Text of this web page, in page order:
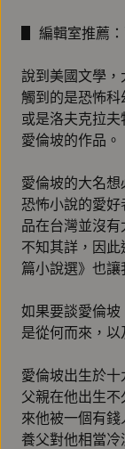
▋ 編輯室推薦
說到美國文學
觸到的是恐怖科
或是洛夫克拉夫
愛倫坡的作品。
愛倫坡的大名
恐怖小說的愛
品在台灣並沒有
不知其詳，因
篇小說選》也讓
如果要談愛倫坡
是從何而來，以
愛倫坡出生於
父親在他出生
來他被一個有
養父對他相當冷